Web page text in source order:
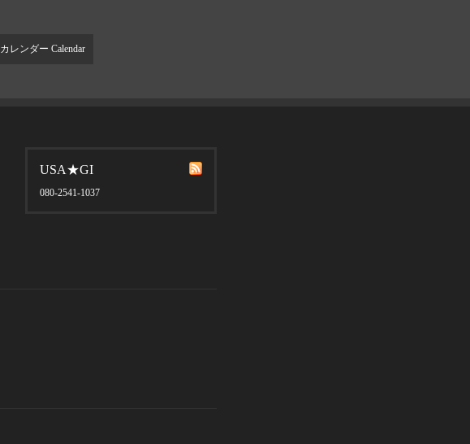
カレンダー Calendar
USA★GI
080-2541-1037